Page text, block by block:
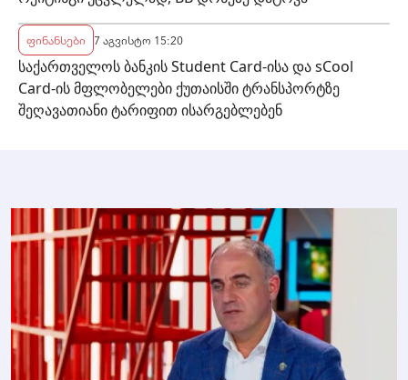
ფინანსები 7 აგვისტო 15:20
საქართველოს ბანკის Student Card-ისა და sCool
Card-ის მფლობელები ქუთაისში ტრანსპორტზე
შეღავათიანი ტარიფით ისარგებლებენ